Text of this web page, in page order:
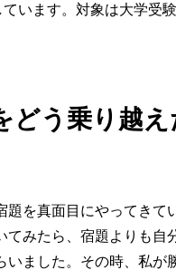
います。対象は大学受
う乗り越
を真面目にやってきて
みたら、宿題よりも自
ました。その時、私が